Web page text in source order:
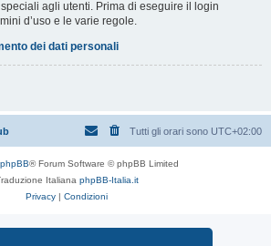
agli utenti. Prima di eseguire il login
d’uso e le varie regole.
dei dati personali
Tutti gli orari sono UTC+02:00
phpBB® Forum Software © phpBB Limited
Italiana phpBB-Italia.it
Privacy | Condizioni